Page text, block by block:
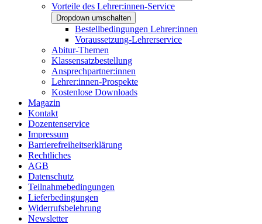
Vorteile des Lehrer:innen-Service
Dropdown umschalten
Bestellbedingungen Lehrer:innen
Voraussetzung-Lehrerservice
Abitur-Themen
Klassensatzbestellung
Ansprechpartner:innen
Lehrer:innen-Prospekte
Kostenlose Downloads
Magazin
Kontakt
Dozentenservice
Impressum
Barrierefreiheitserklärung
Rechtliches
AGB
Datenschutz
Teilnahmebedingungen
Lieferbedingungen
Widerrufsbelehrung
Newsletter